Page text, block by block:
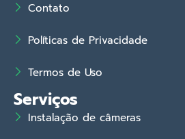
Contato
Políticas de Privacidade
Termos de Uso
Serviços
Instalação de câmeras